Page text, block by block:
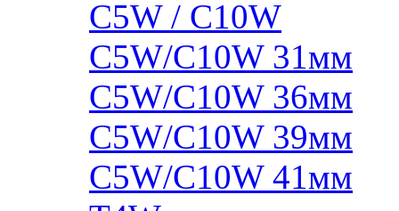
C5W / C10W
C5W/C10W 31мм
C5W/C10W 36мм
C5W/C10W 39мм
C5W/C10W 41мм